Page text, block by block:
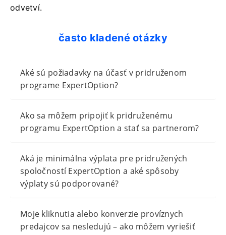
odvetví.
často kladené otázky
Aké sú požiadavky na účasť v pridruženom
programe ExpertOption?
Ako sa môžem pripojiť k pridruženému
programu ExpertOption a stať sa partnerom?
Aká je minimálna výplata pre pridružených
spoločností ExpertOption a aké spôsoby
výplaty sú podporované?
Moje kliknutia alebo konverzie províznych
predajcov sa nesledujú – ako môžem vyriešiť